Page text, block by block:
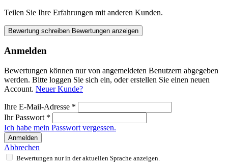
Teilen Sie Ihre Erfahrungen mit anderen Kunden.
Bewertung schreiben Bewertungen anzeigen
Anmelden
Bewertungen können nur von angemeldeten Benutzern abgegeben
werden. Bitte loggen Sie sich ein, oder erstellen Sie einen neuen
Account. Neuer Kunde?
Ihre E-Mail-Adresse *
Ihr Passwort *
Ich habe mein Passwort vergessen.
Anmelden
Abbrechen
Bewertungen nur in der aktuellen Sprache anzeigen.